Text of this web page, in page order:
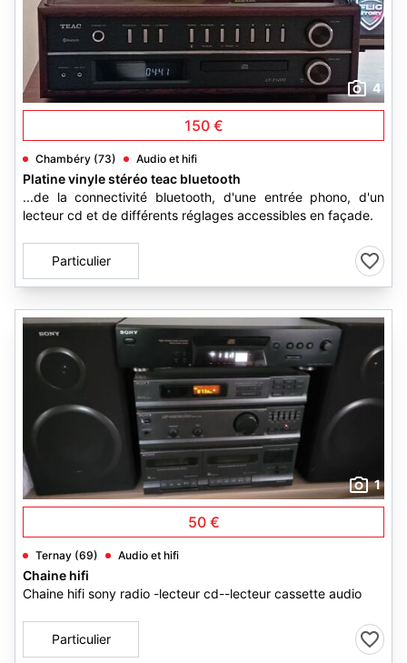
4
150 €
Chambéry (73) Audio et hifi
Platine vinyle stéréo teac bluetooth
...de la connectivité bluetooth, d'une entrée phono, d'un
lecteur cd et de différents réglages accessibles en façade.
Particulier
1
50 €
Ternay (69) Audio et hifi
Chaine hifi
Chaine hifi sony radio -lecteur cd--lecteur cassette audio
Particulier